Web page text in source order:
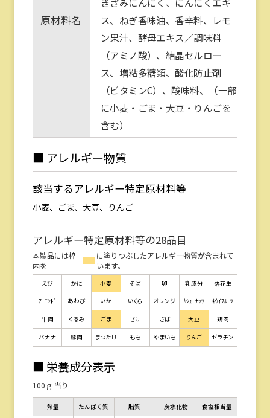
原材料名
ス、ねぎ香味油、香辛料、レモ
ン果汁、酵母エキス／調味料
（アミノ酸）、結晶セルロー
ス、増粘多糖類、酸化防止剤
（ビタミンC）、酸味料、（一部
に小麦・ごま・大豆・りんごを
含む）
■ アレルギー物質
該当するアレルギー特定原材料等
小麦、ごま、大豆、りんご
アレルギー特定原材料等の28品目
本製品には枠
内を
に塗りつぶしたアレルギー物質が含まれて
います。
えび かに 小麦 そば 卵 乳成分 落花生
ｱｰﾓﾝﾄﾞ あわび いか いくら オレンジ ｶｼｭｰﾅｯﾂ ｷｳｲﾌﾙｰﾂ
牛肉 くるみ ごま さけ さば 大豆 鶏肉
バナナ 豚肉 まつたけ もも やまいも りんご ゼラチン
■ 栄養成分表示
100ｇ 当り
熱量 たんぱく質 脂質 炭水化物 食塩相当量